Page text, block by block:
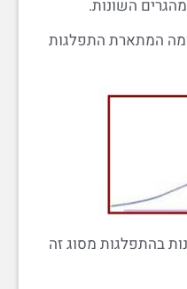
השונות.
המתארת התפלגות
בהתפלגות מסוג זה